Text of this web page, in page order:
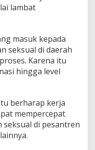
lambat
masuk kepada
seksual di daerah
Karena itu
hingga level
berharap kerja
mempercepat
seksual di pesantren